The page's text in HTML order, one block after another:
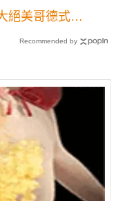
絕美哥德式教
Recommended by